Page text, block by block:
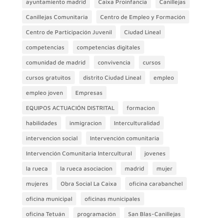
ayuntamiento madrid Caixa Proinfancia Canillejas
Canillejas Comunitaria Centro de Empleo y Formación
Centro de Participación Juvenil Ciudad Lineal
competencias competencias digitales
comunidad de madrid convivencia cursos
cursos gratuitos distrito Ciudad Lineal empleo
empleo joven Empresas
EQUIPOS ACTUACIÓN DISTRITAL formacion
habilidades inmigracion Interculturalidad
intervencion social Intervención comunitaria
Intervención Comunitaria Intercultural jovenes
la rueca la rueca asociacion madrid mujer
mujeres Obra Social La Caixa oficina carabanchel
oficina municipal oficinas municipales
oficina Tetuán programación San Blas-Canillejas